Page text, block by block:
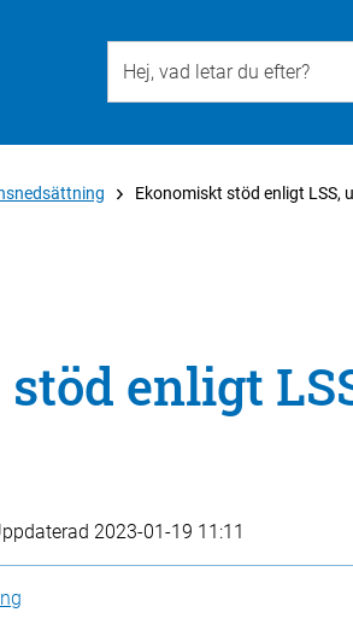
Ekonomiskt stöd enligt LSS,
enligt
2023-01-19 11:11